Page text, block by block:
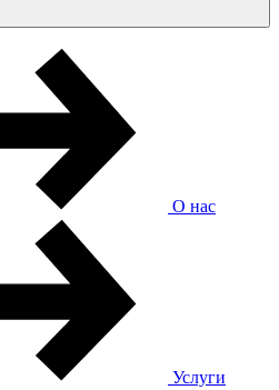
О нас
Услуги